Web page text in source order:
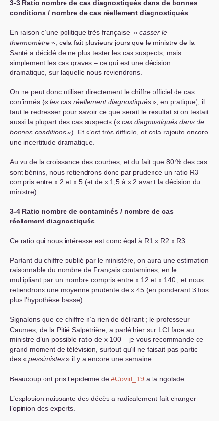
3-3 Ratio nombre de cas diagnostiqués dans de bonnes
conditions / nombre de cas réellement diagnostiqués
En raison d’une politique très française, « casser le
thermomètre», cela fait plusieurs jours que le ministre de la
Santé a décidé de ne plus tester les cas suspects, mais
simplement les cas graves – ce qui est une décision
dramatique, sur laquelle nous reviendrons.
On ne peut donc utiliser directement le chiffre officiel de cas
confirmés (« les cas réellement diagnostiqués», en pratique), il
faut le redresser pour savoir ce que serait le résultat si on testait
aussi la plupart des cas suspects (« cas diagnostiqués dans de
bonnes conditions»). Et c’est très difficile, et cela rajoute encore
une incertitude dramatique.
Au vu de la croissance des courbes, et du fait que 80% des cas
sont bénins, nous retiendrons donc par prudence un ratio R3
compris entre x 2 et x 5 (et de x 1,5 à x 2 avant la décision du
ministre).
3-4 Ratio nombre de contaminés / nombre de cas
réellement diagnostiqués
Ce ratio qui nous intéresse est donc égal à R1 x R2 x R3.
Partant du chiffre publié par le ministère, on aura une estimation
raisonnable du nombre de Français contaminés, en le
multipliant par un nombre compris entre x 12 et x 140 ; et nous
retiendrons une moyenne prudente de x 45 (en pondérant 3 fois
plus l’hypothèse basse).
Signalons que ce chiffre n’a rien de délirant ; le professeur
Caumes, de la Pitié Salpétrière, a parlé hier sur LCI face au
ministre d’un possible ratio de x 100 – je vous recommande ce
grand moment de télévision, surtout qu’il ne faisait pas partie
des « pessimistes» il y a encore une semaine :
Beaucoup ont pris l’épidémie de #Covid_19 à la rigolade.
L’explosion naissante des décès a radicalement fait changer
l’opinion des experts.